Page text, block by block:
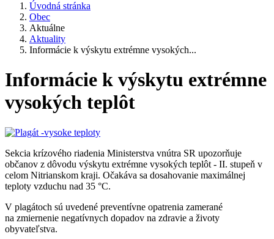
Úvodná stránka
Obec
Aktuálne
Aktuality
Informácie k výskytu extrémne vysokých...
Informácie k výskytu extrémne
vysokých teplôt
Sekcia krízového riadenia Ministerstva vnútra SR upozorňuje
občanov z dôvodu výskytu extrémne vysokých teplôt - II. stupeň v
celom Nitrianskom kraji. Očakáva sa dosahovanie maximálnej
teploty vzduchu nad 35 °C.
V plagátoch sú uvedené preventívne opatrenia zamerané
na zmiernenie negatívnych dopadov na zdravie a životy
obyvateľstva.